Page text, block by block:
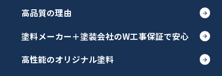
高品質の理由
塗料メーカー＋塗装会社のW工事保証で安心
高性能のオリジナル塗料